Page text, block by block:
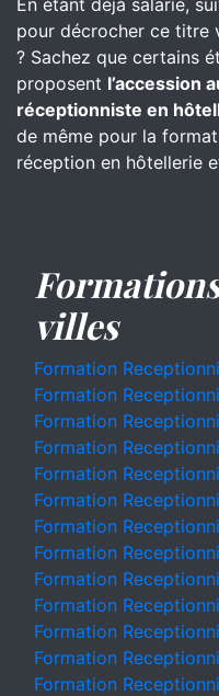
En étant déjà salarié,
pour décrocher ce titre
? Sachez que certains
proposent l’accession
réceptionniste en
de même pour la
réception en hôtellerie
villes
Formation
Formation
Formation
Formation
Formation
Formation
Formation
Formation
Formation
Formation
Formation
Formation
Formation